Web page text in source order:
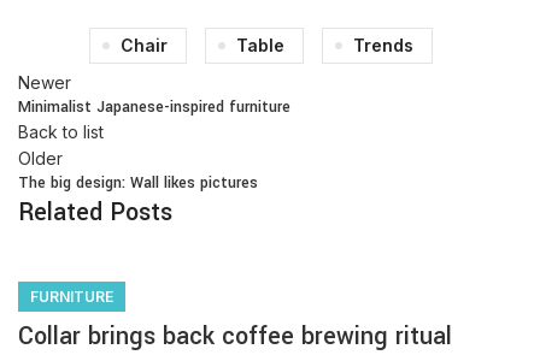
Chair Table
Trends
Newer
Minimalist Japanese-inspired furniture
Back to list
Older
The big design: Wall likes pictures
Related Posts
FURNITURE
Collar brings back coffee brewing ritual